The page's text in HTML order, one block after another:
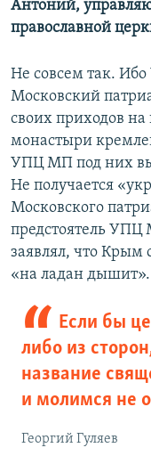
Антоний,
православной
Не совсем так.
Московский
своих приходов
монастыри
УПЦ МП под них
Не получается
Московского
предстоятель
заявлял, что Крым
«на ладан дышит».
Если бы
либо из
название
и молимся не
Георгий Гуляев